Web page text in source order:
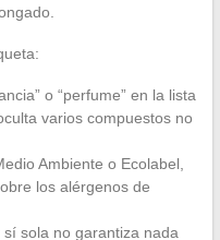
o “perfume” en la lista
varios compuestos no
Ambiente o Ecolabel,
los alérgenos de
sí sola no garantiza nada